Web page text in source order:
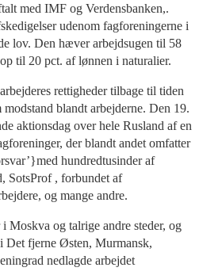
med IMF og Verdensbanken,.
udenom fagforeningerne i
lov. Den hæver arbejdsugen til 58
til 20 pct. af lønnen i naturalier.
rettigheder tilbage til tiden
blandt arbejderne. Den 19.
aktionsdag over hele Rusland af en
der blandt andet omfatter
hundredtusinder af
SotsProf , forbundet af
og mange andre.
Moskva og talrige andre steder, og
Det fjerne Østen, Murmansk,
nedlagde arbejdet